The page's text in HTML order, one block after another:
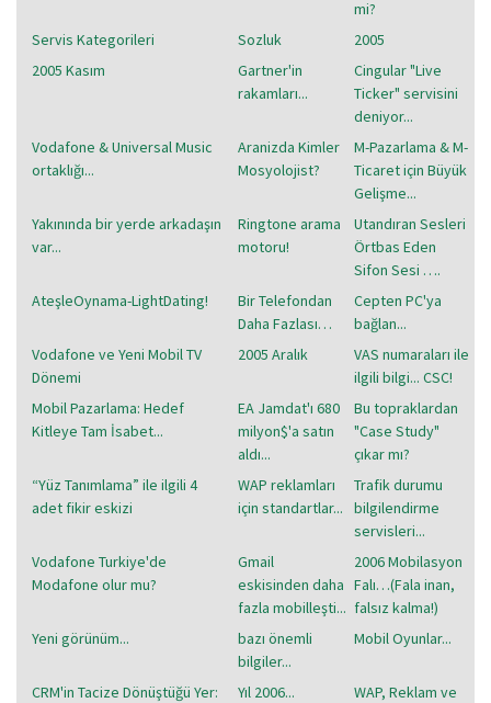
mi?
Servis Kategorileri
Sozluk
2005
2005 Kasım
Gartner'in
rakamları...
Cingular "Live
Ticker" servisini
deniyor...
Vodafone & Universal Music
ortaklığı...
Aranizda Kimler
Mosyolojist?
M-Pazarlama & M-
Ticaret için Büyük
Gelişme...
Yakınında bir yerde arkadaşın
var...
Ringtone arama
motoru!
Utandıran Sesleri
Örtbas Eden
Sifon Sesi ….
AteşleOynama-LightDating!
Bir Telefondan
Daha Fazlası…
Cepten PC'ya
bağlan...
Vodafone ve Yeni Mobil TV
Dönemi
2005 Aralık
VAS numaraları ile
ilgili bilgi... CSC!
Mobil Pazarlama: Hedef
Kitleye Tam İsabet...
EA Jamdat'ı 680
milyon$'a satın
aldı...
Bu topraklardan
"Case Study"
çıkar mı?
“Yüz Tanımlama” ile ilgili 4
adet fikir eskizi
WAP reklamları
için standartlar...
Trafik durumu
bilgilendirme
servisleri...
Vodafone Turkiye'de
Modafone olur mu?
Gmail
eskisinden daha
fazla mobilleşti...
2006 Mobilasyon
Falı…(Fala inan,
falsız kalma!)
Yeni görünüm...
bazı önemli
bilgiler...
Mobil Oyunlar...
CRM'in Tacize Dönüştüğü Yer:
Yıl 2006...
WAP, Reklam ve